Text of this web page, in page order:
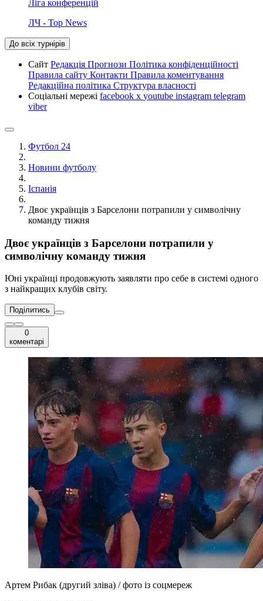
Ліга конференцій
ЛЧ - Top News
До всіх турнірів
Сайт Редакція Прогнози Політика конфіденційності
Правила сайту Контакти Правила коментування
Редакційна політика Структура власності
Соціальні мережі facebook x youtube instagram telegram
viber
Футбол 24
Новини футболу
Іспанія
Двоє українців з Барселони потрапили у символічну
команду тижня
Двоє українців з Барселони потрапили у
символічну команду тижня
Юні українці продовжують заявляти про себе в системі одного
з найкращих клубів світу.
Поділитись
0
коментарі
Артем Рибак (другий зліва) / фото із соцмереж